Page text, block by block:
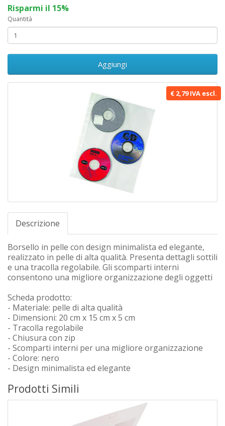
€ 2,79 IVA escl.
Descrizione
Borsello in pelle con design minimalista ed elegante,
realizzato in pelle di alta qualità. Presenta dettagli sottili
e una tracolla regolabile. Gli scomparti interni
consentono una migliore organizzazione degli oggetti
Scheda prodotto:
- Materiale: pelle di alta qualità
- Dimensioni: 20 cm x 15 cm x 5 cm
- Tracolla regolabile
- Chiusura con zip
- Scomparti interni per una migliore organizzazione
- Colore: nero
- Design minimalista ed elegante
Risparmi il 15%
Quantità
Aggiungi
Prodotti Simili